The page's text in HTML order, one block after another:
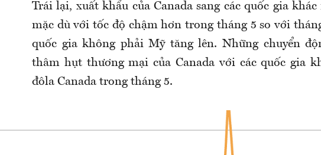
Trái lại, xuất khẩu của Canada sang các quốc gia
mặc dù với tốc độ chậm hơn trong tháng 5 so với
quốc gia không phải Mỹ tăng lên. Những chuyển
thâm hụt thương mại của Canada với các quốc gia
đôla Canada trong tháng 5.